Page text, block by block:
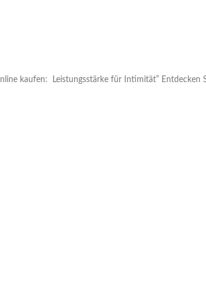
kaufen: Leistungsstärke für Intimität” Entdecken